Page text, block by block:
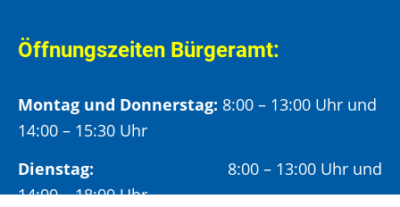
Öffnungszeiten Bürgeramt:
Montag und Donnerstag: 8:00 – 13:00 Uhr und
14:00 – 15:30 Uhr
Dienstag: 8:00 – 13:00 Uhr und
14:00 – 18:00 Uhr